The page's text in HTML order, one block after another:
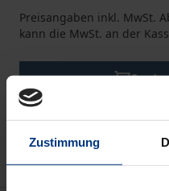
Zustimmung
Preisangaben inkl. MwSt.
kann die MwSt. an der
In
Zur Wunschliste
Hinweise zu Versandkosten